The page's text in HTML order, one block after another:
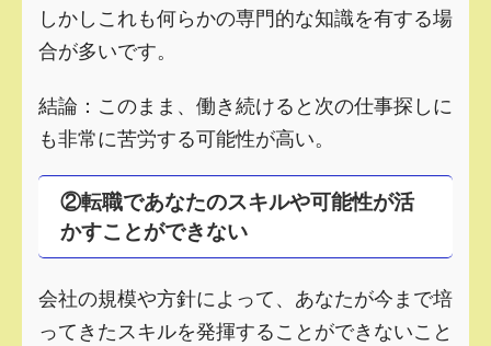
しかしこれも何らかの専門的な知識を有する場
合が多いです。
結論：このまま、働き続けると次の仕事探しに
も非常に苦労する可能性が高い。
②転職であなたのスキルや可能性が活
かすことができない
会社の規模や方針によって、あなたが今まで培
ってきたスキルを発揮することができないこと